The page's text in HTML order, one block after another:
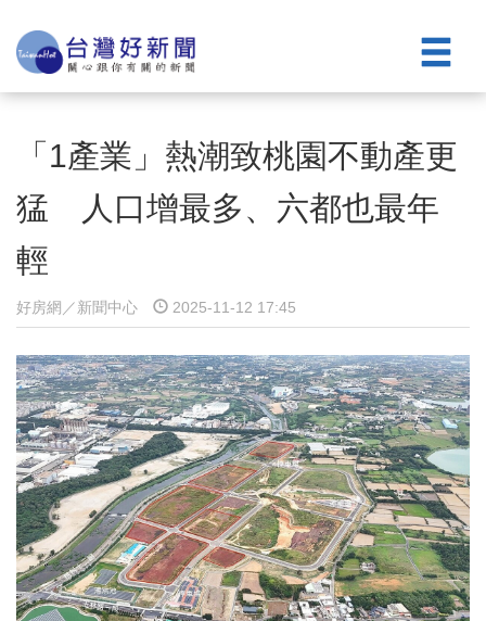
「1產業」熱潮致桃園不動產更
猛 人口增最多、六都也最年
輕
好房網／新聞中心 2025-11-12 17:45